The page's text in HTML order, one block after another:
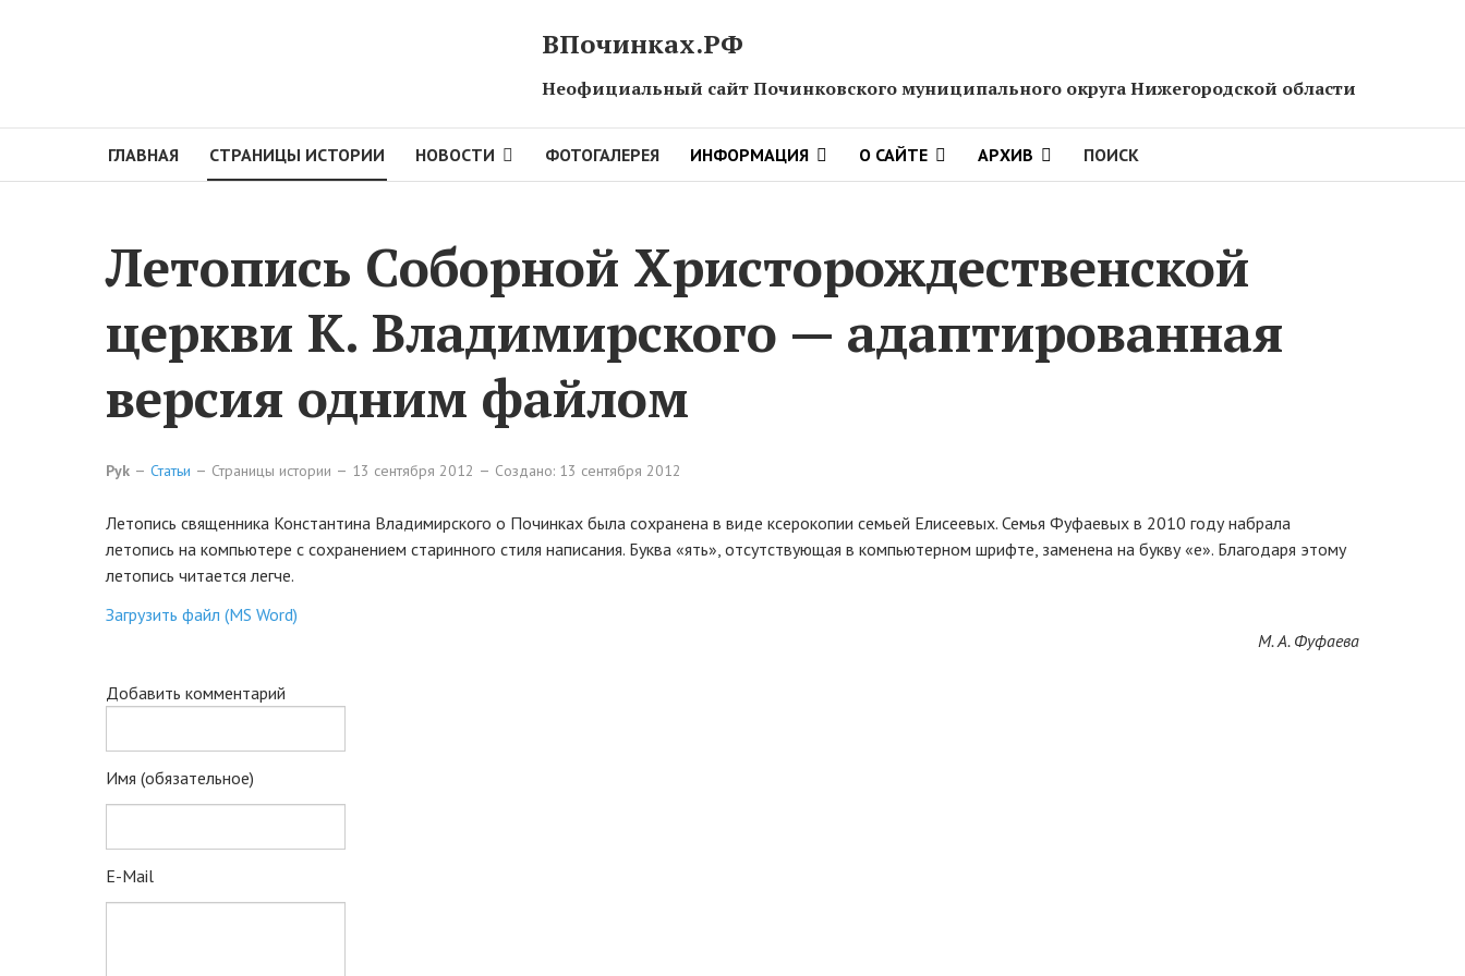
ВПочинках.РФ
Неофициальный сайт Починковского муниципального округа Нижегородской области
ГЛАВНАЯ СТРАНИЦЫ ИСТОРИИ НОВОСТИ ФОТОГАЛЕРЕЯ ИНФОРМАЦИЯ О САЙТЕ АРХИВ ПОИСК
Летопись Соборной Христорождественской
церкви К. Владимирского — адаптированная
версия одним файлом
Pyk Статьи Страницы истории 13 сентября 2012 Создано: 13 сентября 2012
Летопись священника Константина Владимирского о Починках была сохранена в виде ксерокопии семьей Елисеевых. Семья Фуфаевых в 2010 году набрала
летопись на компьютере с сохранением старинного стиля написания. Буква «ять», отсутствующая в компьютерном шрифте, заменена на букву «е». Благодаря этому
летопись читается легче.
Загрузить файл (MS Word)
М. А. Фуфаева
Добавить комментарий
Имя (обязательное)
E-Mail